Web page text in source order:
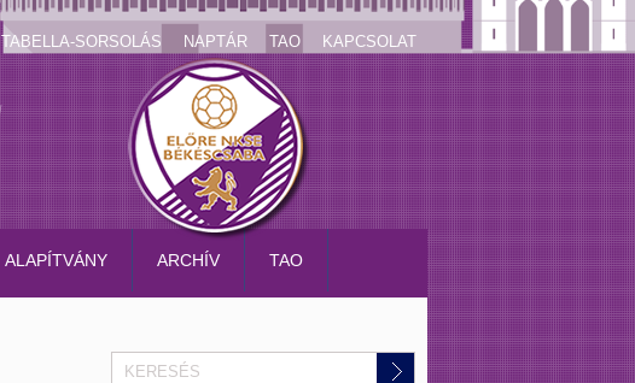
TABELLA-SORSOLÁS NAPTÁR TAO KAPCSOLAT
ALAPÍTVÁNY ARCHÍV TAO